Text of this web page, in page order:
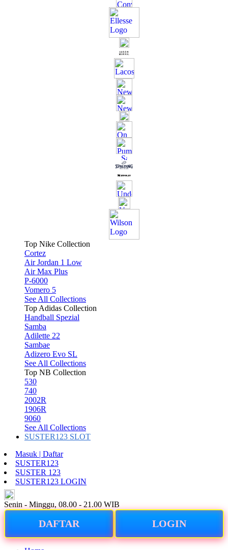
Top Nike Collection
Cortez
Air Jordan 1 Low
Air Max Plus
P-6000
Vomero 5
See All Collections
Top Adidas Collection
Handball Spezial
Samba
Adilette 22
Sambae
Adizero Evo SL
See All Collections
Top NB Collection
530
740
2002R
1906R
9060
See All Collections
SUSTER123 SLOT
Masuk | Daftar
SUSTER123
SUSTER 123
SUSTER123 LOGIN
Senin - Minggu, 08.00 - 21.00 WIB
DAFTAR LOGIN